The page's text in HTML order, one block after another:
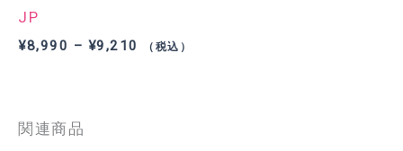
JP
¥8,990 – ¥9,210 価（税込）
関連商品